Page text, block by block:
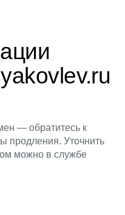
— обратитесь к
продления. Уточнить
можно в службе